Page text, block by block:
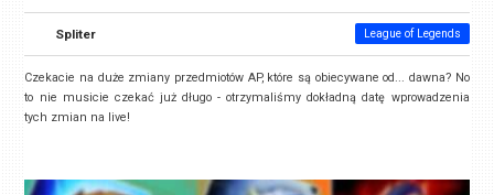
Spliter League of Legends
Czekacie na duże zmiany przedmiotów AP, które są obiecywane od... dawna? No
to nie musicie czekać już długo - otrzymaliśmy dokładną datę wprowadzenia
tych zmian na live!